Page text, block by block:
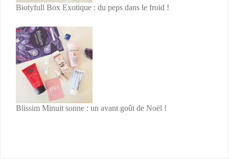
Biotyfull Box Exotique : du peps dans le froid !
Blissim Minuit sonne : un avant goût de Noël !